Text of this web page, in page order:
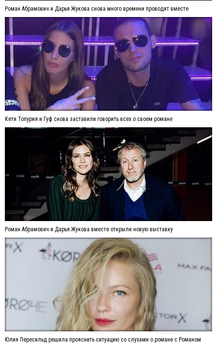
Роман Абрамович и Дарья Жукова снова много времени проводят вместе
Кети Топурия и Гуф снова заставили говорить всех о своем романе
Роман Абрамович и Дарья Жукова вместе открыли новую выставку
Юлия Пересильд решила прояснить ситуацию со слухами о романе с Романом